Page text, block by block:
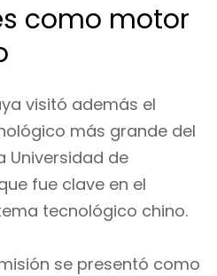
como motor
visitó además el
más grande del
Universidad de
fue clave en el
tecnológico chino.
se presentó como